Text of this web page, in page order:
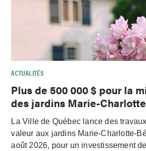
ACTUALITÉS
Plus de 500 000 $ pour la
des jardins Marie-
La Ville de Québec lance des
valeur aux jardins Marie-Charlotte-
août 2026, pour un investissement